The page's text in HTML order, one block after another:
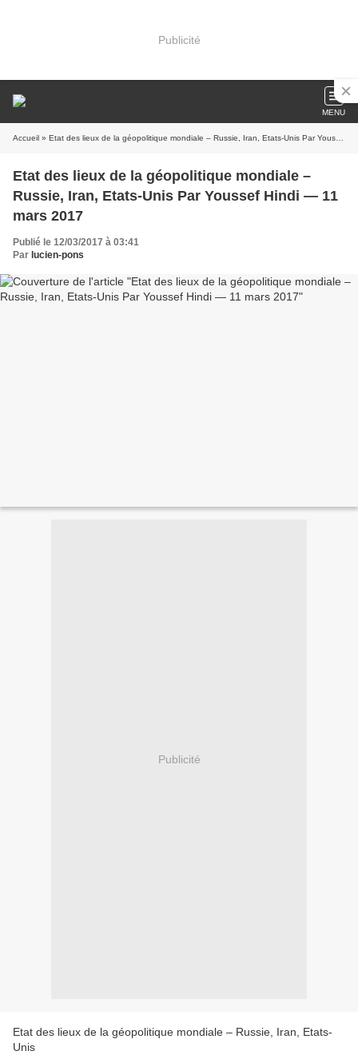
Publicité
MENU
Accueil » Etat des lieux de la géopolitique mondiale – Russie, Iran, Etats-Unis Par Youssef Hindi — 11 mars 2017
Etat des lieux de la géopolitique mondiale –
Russie, Iran, Etats-Unis Par Youssef Hindi — 11
mars 2017
Publié le 12/03/2017 à 03:41
Par lucien-pons
Publicité
Etat des lieux de la géopolitique mondiale – Russie, Iran, Etats-
Unis